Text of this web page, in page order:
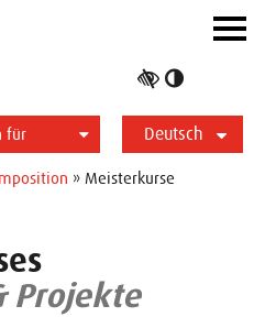
für
Deutsch
English
ein-/
» Meisterkurse
Projekte